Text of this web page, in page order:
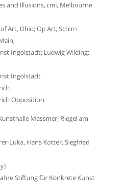
and Illusions, cmi, Melbourne
Art, Ohio; Op Art, Schirn
Ingolstadt; Ludwig Wilding:
Ingolstadt
Opposition
Messmer, Riegel am
Luka, Hans Kotter, Siegfried
)
Stiftung für Konkrete Kunst